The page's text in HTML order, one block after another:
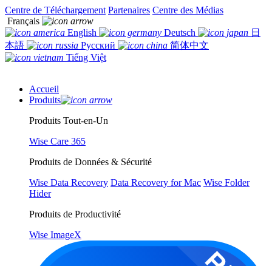
Centre de Téléchargement Partenaires Centre des Médias
Français
English
Deutsch
日
本語
Русский
简体中文
Tiếng Việt
Accueil
Produits
Produits Tout-en-Un
Wise Care 365
Produits de Données & Sécurité
Wise Data Recovery Data Recovery for Mac Wise Folder
Hider
Produits de Productivité
Wise ImageX